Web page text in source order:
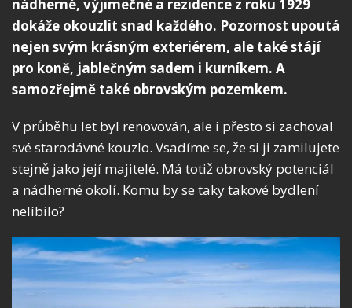
nádherné, výjimečné a rezidence z roku 1929
dokáže okouzlit snad každého. Pozornost upoutá
nejen svým krásným exteriérem, ale také stájí
pro koně, jablečným sadem i kurníkem. A
samozřejmě také obrovským pozemkem.
V průběhu let byl renovován, ale i přesto si zachoval
své starodávné kouzlo. Vsadíme se, že si ji zamilujete
stejně jako její majitelé. Má totiž obrovský potenciál
a nádherné okolí. Komu by se taky takové bydlení
nelíbilo?